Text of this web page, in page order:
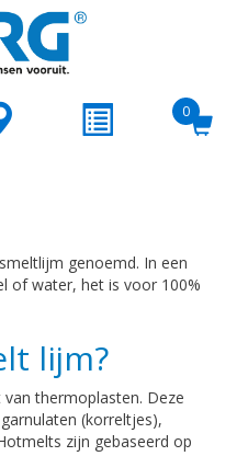
0
genoemd. In een
of water, het is voor 100%
lijm?
thermoplasten. Deze
(korreltjes),
zijn gebaseerd op